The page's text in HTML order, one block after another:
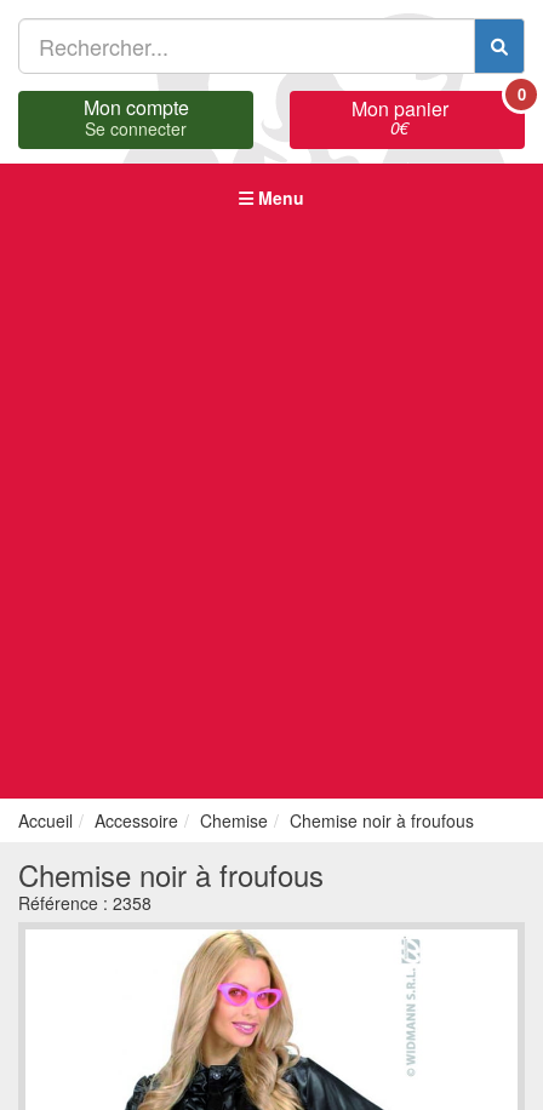
Mon compte
Se connecter
Mon panier
0€
0
Menu
Accueil Accessoire Chemise Chemise noir à froufous
Chemise noir à froufous
Référence : 2358